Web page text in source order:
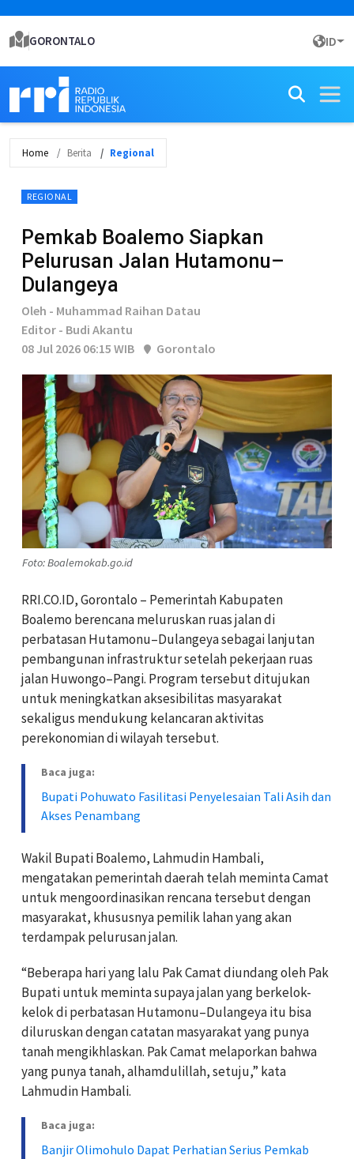
GORONTALO ID
Home Berita Regional
REGIONAL
Pemkab Boalemo Siapkan
Pelurusan Jalan Hutamonu–
Dulangeya
Oleh - Muhammad Raihan Datau
Editor - Budi Akantu
08 Jul 2026 06:15 WIB
Gorontalo
Foto: Boalemokab.go.id
RRI.CO.ID, Gorontalo – Pemerintah Kabupaten
Boalemo berencana meluruskan ruas jalan di
perbatasan Hutamonu–Dulangeya sebagai lanjutan
pembangunan infrastruktur setelah pekerjaan ruas
jalan Huwongo–Pangi. Program tersebut ditujukan
untuk meningkatkan aksesibilitas masyarakat
sekaligus mendukung kelancaran aktivitas
perekonomian di wilayah tersebut.
Baca juga:
Bupati Pohuwato Fasilitasi Penyelesaian Tali Asih dan
Akses Penambang
Wakil Bupati Boalemo, Lahmudin Hambali,
mengatakan pemerintah daerah telah meminta Camat
untuk mengoordinasikan rencana tersebut dengan
masyarakat, khususnya pemilik lahan yang akan
terdampak pelurusan jalan.
“Beberapa hari yang lalu Pak Camat diundang oleh Pak
Bupati untuk meminta supaya jalan yang berkelok-
kelok di perbatasan Hutamonu–Dulangeya itu bisa
diluruskan dengan catatan masyarakat yang punya
tanah mengikhlaskan. Pak Camat melaporkan bahwa
yang punya tanah, alhamdulillah, setuju,” kata
Lahmudin Hambali.
Baca juga:
Banjir Olimohulo Dapat Perhatian Serius Pemkab